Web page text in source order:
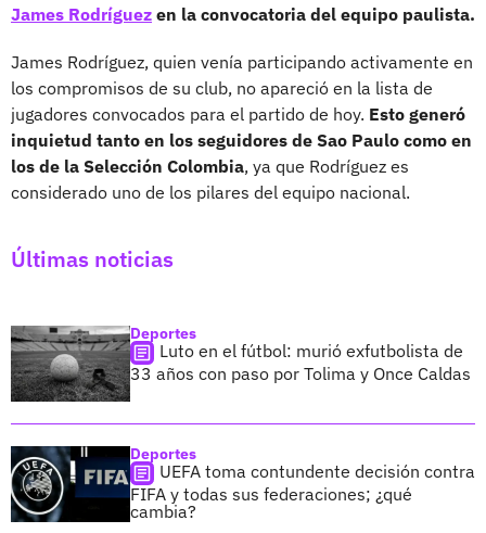
James Rodríguez en la convocatoria del equipo paulista.
James Rodríguez, quien venía participando activamente en
los compromisos de su club, no apareció en la lista de
jugadores convocados para el partido de hoy. Esto generó
inquietud tanto en los seguidores de Sao Paulo como en
los de la Selección Colombia, ya que Rodríguez es
considerado uno de los pilares del equipo nacional.
Últimas noticias
Deportes
Luto en el fútbol: murió exfutbolista de
33 años con paso por Tolima y Once Caldas
Deportes
UEFA toma contundente decisión contra
FIFA y todas sus federaciones; ¿qué
cambia?